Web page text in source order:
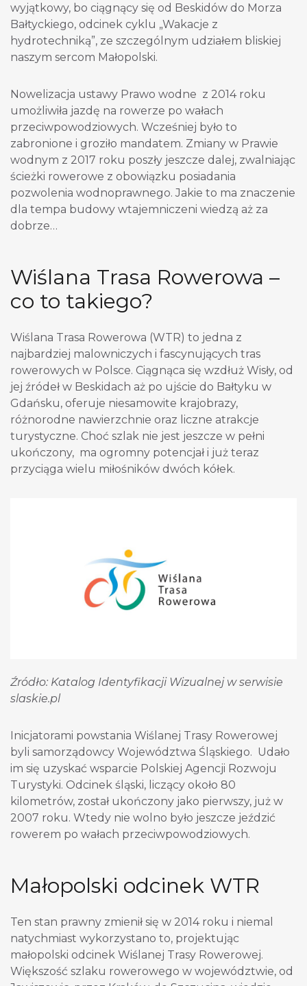
wyjątkowy, bo ciągnący się od Beskidów do Morza
Bałtyckiego, odcinek cyklu „Wakacje z
hydrotechniką”, ze szczególnym udziałem bliskiej
naszym sercom Małopolski.
Nowelizacja ustawy Prawo wodne z 2014 roku
umożliwiła jazdę na rowerze po wałach
przeciwpowodziowych. Wcześniej było to
zabronione i groziło mandatem. Zmiany w Prawie
wodnym z 2017 roku poszły jeszcze dalej, zwalniając
ścieżki rowerowe z obowiązku posiadania
pozwolenia wodnoprawnego. Jakie to ma znaczenie
dla tempa budowy wtajemniczeni wiedzą aż za
dobrze…
Wiślana Trasa Rowerowa –
co to takiego?
Wiślana Trasa Rowerowa (WTR) to jedna z
najbardziej malowniczych i fascynujących tras
rowerowych w Polsce. Ciągnąca się wzdłuż Wisły, od
jej źródeł w Beskidach aż po ujście do Bałtyku w
Gdańsku, oferuje niesamowite krajobrazy,
różnorodne nawierzchnie oraz liczne atrakcje
turystyczne. Choć szlak nie jest jeszcze w pełni
ukończony, ma ogromny potencjał i już teraz
przyciąga wielu miłośników dwóch kółek.
Źródło: Katalog Identyfikacji Wizualnej w serwisie
slaskie.pl
Inicjatorami powstania Wiślanej Trasy Rowerowej
byli samorządowcy Województwa Śląskiego. Udało
im się uzyskać wsparcie Polskiej Agencji Rozwoju
Turystyki. Odcinek śląski, liczący około 80
kilometrów, został ukończony jako pierwszy, już w
2007 roku. Wtedy nie wolno było jeszcze jeździć
rowerem po wałach przeciwpowodziowych.
Małopolski odcinek WTR
Ten stan prawny zmienił się w 2014 roku i niemal
natychmiast wykorzystano to, projektując
małopolski odcinek Wiślanej Trasy Rowerowej.
Większość szlaku rowerowego w województwie, od